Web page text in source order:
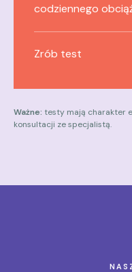
codziennego
Zrób test
Ważne: testy mają charakter
konsultacji ze specjalistą.